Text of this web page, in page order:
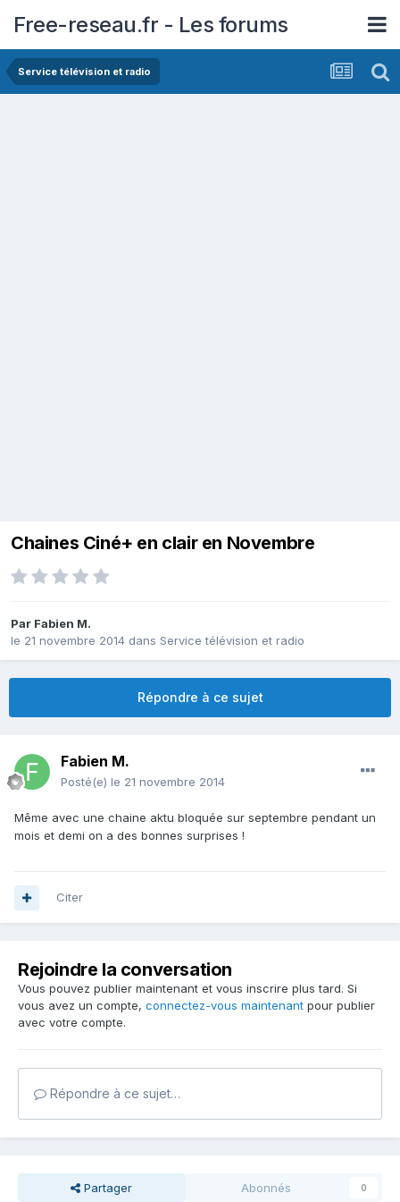
Free-reseau.fr - Les forums
Service télévision et radio
Chaines Ciné+ en clair en Novembre
Par Fabien M.
le 21 novembre 2014 dans Service télévision et radio
Répondre à ce sujet
Fabien M.
Posté(e) le 21 novembre 2014
Même avec une chaine aktu bloquée sur septembre pendant un
mois et demi on a des bonnes surprises !
Citer
Rejoindre la conversation
Vous pouvez publier maintenant et vous inscrire plus tard. Si
vous avez un compte, connectez-vous maintenant pour publier
avec votre compte.
Répondre à ce sujet…
Partager Abonnés 0